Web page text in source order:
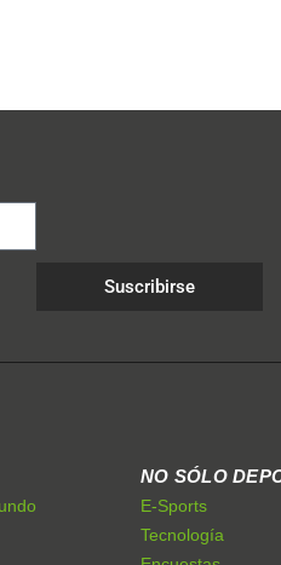
Suscribirse
NO SÓLO
E-Sports
Tecnología